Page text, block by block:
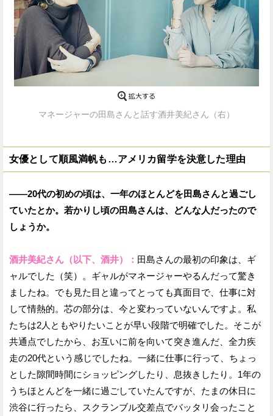
マネージャーの田島さんと話す酒井美紀さん（右）
女優として順風満帆も…アメリカ留学を決意した理由
——20代の初めの頃は、一年のほとんどを田島さんと過ごし
ていたとか。若かりし頃の田島さんは、どんな人だったので
しょうか。
酒井美紀さん（以下、酒井）： 田島さんの最初の印象は、ギ
ャルでした（笑）。ギャルがマネージャーやるんだって驚き
ましたね。でも見た目と違ってとっても真面目で、仕事に対
して情熱的。芯の部分は、今と変わっていないんですよ。私
たちは2人ともやりたいことが早い段階で明確でした。そこが
共通点でしたから、お互いに前を向いて突き進んだ、全力疾
走の20代という感じでしたね。一緒に仕事に行って、ちょっ
とした隙間時間にショッピングしたり、息抜きしたり。1年の
うちほとんどを一緒に過ごしていたんですが、たまの休日に
渋谷に行ったら、スクランブル交差点でバッタリ会ったこと